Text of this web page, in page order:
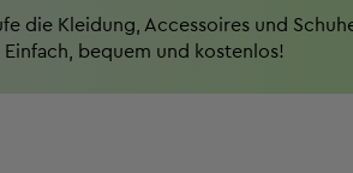
die Kleidung, Accessoires und
bequem und kostenlos!